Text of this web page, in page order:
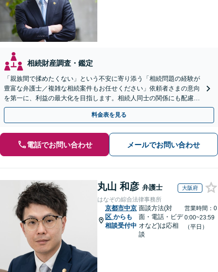
相続財産調査・鑑定
「親族間で揉めたくない」という不安に寄り添う「相続問題の経験が
豊富な弁護士／複雑な相続案件もお任せください」依頼者さまの意向
を第一に、利益の最大化を目指します。相続人同士の関係にも配慮
し、きめ細やかに対応
料金表を見る
電話でお問い合わせ メールでお問い合わせ
丸山 和彦 弁護士 大阪府
はなぞの綜合法律事務所
京都市中京
区 からも
相談受付中
面談方法(対
面・電話・ビデ
オなど)は応相
談
営業時間：0
0:00~23:59
（平日）